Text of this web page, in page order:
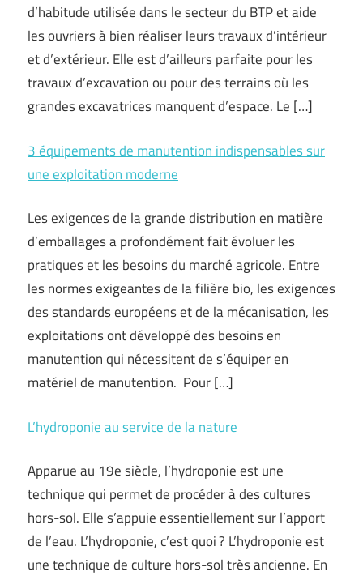
d’habitude utilisée dans le secteur du BTP et aide
les ouvriers à bien réaliser leurs travaux d’intérieur
et d’extérieur. Elle est d’ailleurs parfaite pour les
travaux d’excavation ou pour des terrains où les
grandes excavatrices manquent d’espace. Le […]
3 équipements de manutention indispensables sur
une exploitation moderne
Les exigences de la grande distribution en matière
d’emballages a profondément fait évoluer les
pratiques et les besoins du marché agricole. Entre
les normes exigeantes de la filière bio, les exigences
des standards européens et de la mécanisation, les
exploitations ont développé des besoins en
manutention qui nécessitent de s’équiper en
matériel de manutention. Pour […]
L’hydroponie au service de la nature
Apparue au 19e siècle, l’hydroponie est une
technique qui permet de procéder à des cultures
hors-sol. Elle s’appuie essentiellement sur l’apport
de l’eau. L’hydroponie, c’est quoi ? L’hydroponie est
une technique de culture hors-sol très ancienne. En